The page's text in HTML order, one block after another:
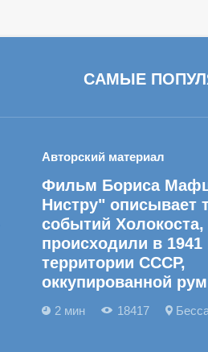
САМЫЕ
Авторский материал
Фильм Бориса
Нистру" описывает
событий
происходили в 1941
территории СССР,
оккупированной
2 мин 18417